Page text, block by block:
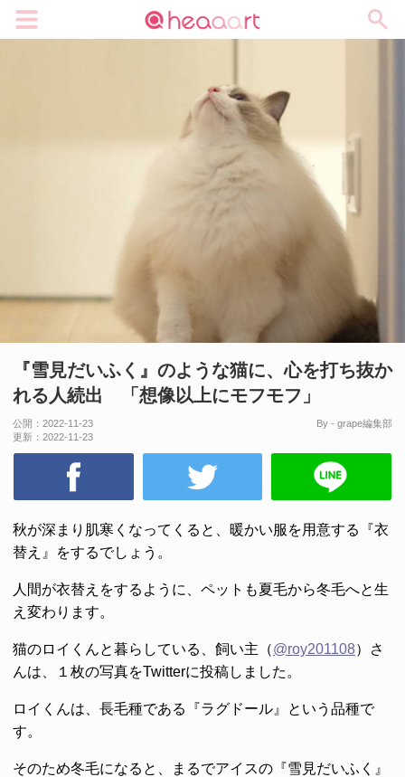
『雪見だいふく』のような猫に、心を打ち抜か
れる人続出 「想像以上にモフモフ」
公開： 2022-11-23
更新： 2022-11-23
By - grape編集部
秋が深まり肌寒くなってくると、暖かい服を用意する『衣
替え』をするでしょう。
人間が衣替えをするように、ペットも夏毛から冬毛へと生
え変わります。
猫のロイくんと暮らしている、飼い主（@roy201108）さ
んは、１枚の写真をTwitterに投稿しました。
ロイくんは、長毛種である『ラグドール』という品種で
す。
そのため冬毛になると、まるでアイスの『雪見だいふく』